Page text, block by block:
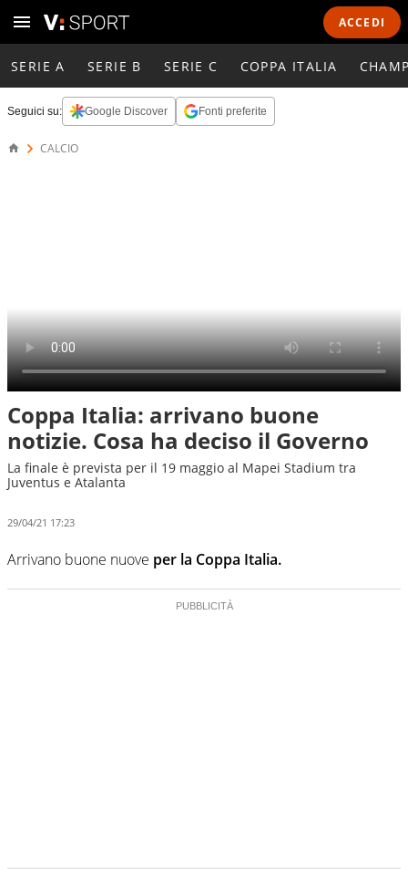
ACCEDI
SERIE A SERIE B SERIE C COPPA ITALIA
Seguici su: Google Discover Fonti preferite
CALCIO
Coppa Italia: arrivano buone
notizie. Cosa ha deciso il Governo
La finale è prevista per il 19 maggio al Mapei Stadium tra
Juventus e Atalanta
29/04/21 17:23
Arrivano buone nuove per la Coppa Italia.